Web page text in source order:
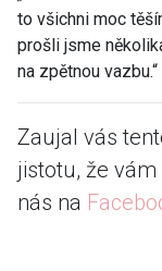
to všichni moc
prošli jsme
na zpětnou vazbu.“
Zaujal vás
jistotu, že
nás na